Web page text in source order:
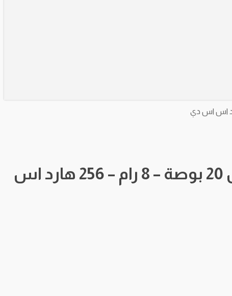
كمبيوتر اتش بي مستعمل I5 الجيل السادس بشاشة لمس قياس 20 بوصة – 8 رام – 256 هارد اس